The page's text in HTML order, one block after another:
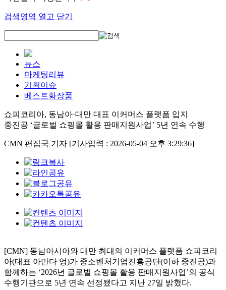
검색영역 열고 닫기
뉴스
마케팅리뷰
기획이슈
베스트화장품
쇼피코리아, 동남아·대만 대표 이커머스 플랫폼 입지
중진공 ‘글로벌 쇼핑몰 활용 판매지원사업’ 5년 연속 수행
CMN 편집국 기자 [기사입력 : 2026-05-04 오후 3:29:36]
[CMN] 동남아시아와 대만 최대의 이커머스 플랫폼 쇼피코리
아(대표 아만다 엉)가 중소벤처기업진흥공단(이하 중진공)과
함께하는 ‘2026년 글로벌 쇼핑몰 활용 판매지원사업’의 공식
수행기관으로 5년 연속 선정됐다고 지난 27일 밝혔다.